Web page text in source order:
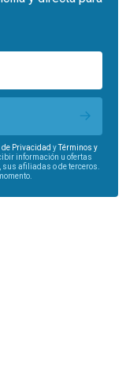
de Privacidad yTérminos y
información u ofertas
afiliadas o de terceros.